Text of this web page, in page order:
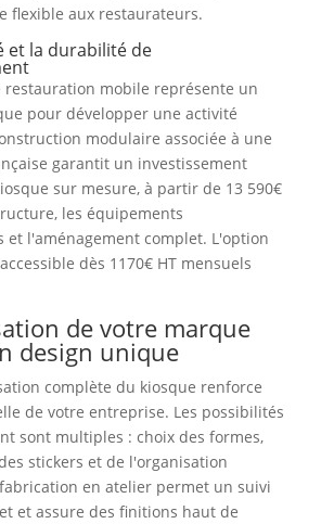
flexible aux restaurateurs.
et la durabilité de
restauration mobile représente un
pour développer une activité
modulaire associée à une
garantit un investissement
sur mesure, à partir de 13 590€
les équipements
et l'aménagement complet. L'option
dès 1170€ HT mensuels
de votre marque
design unique
complète du kiosque renforce
de votre entreprise. Les possibilités
sont multiples : choix des formes,
stickers et de l'organisation
en atelier permet un suivi
et assure des finitions haut de